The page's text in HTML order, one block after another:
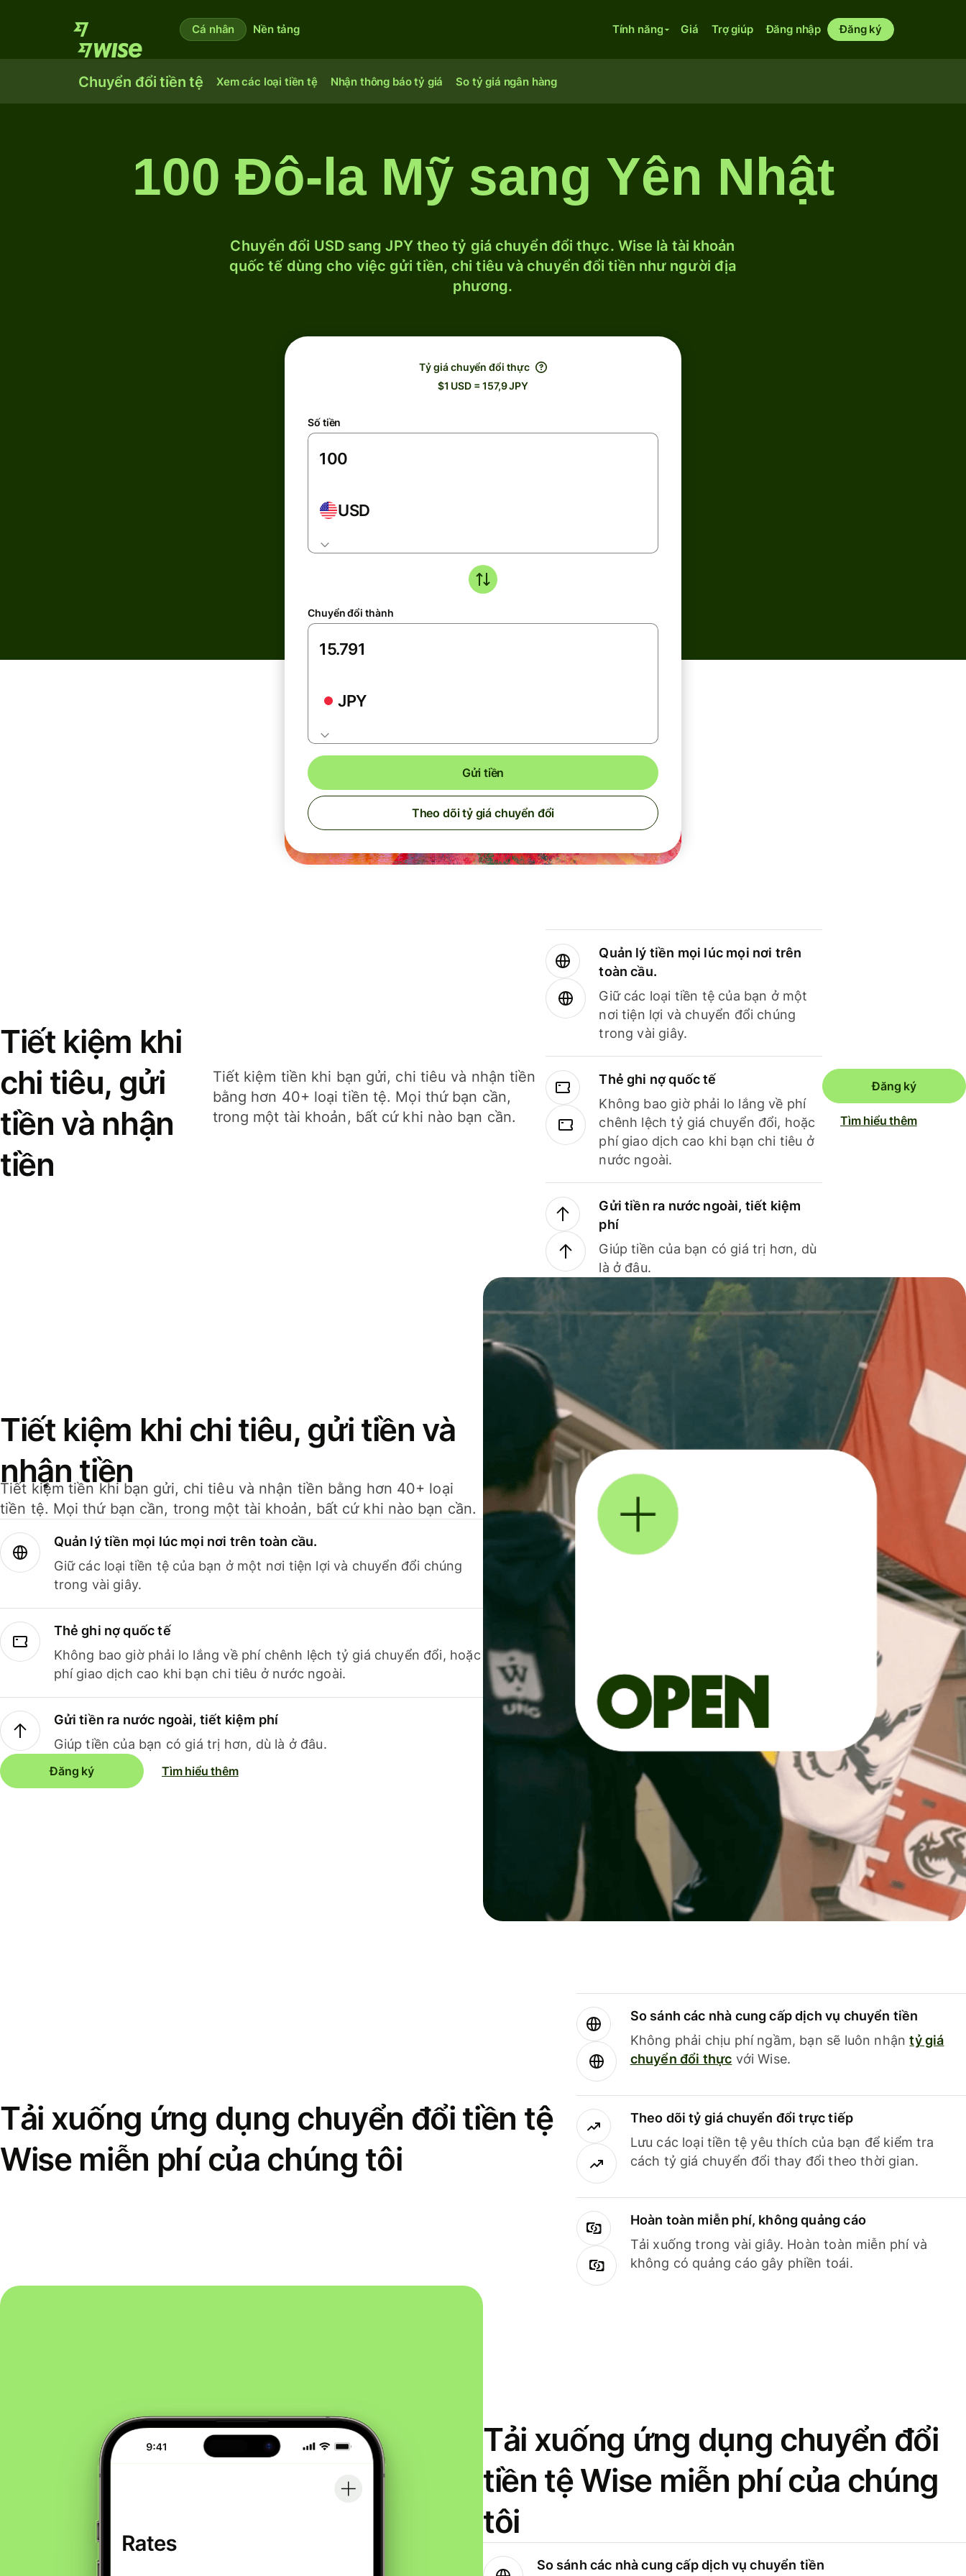
Cá nhân Nền tảng Tính năng Giá Trợ giúp Đăng nhập Đăng ký
Chuyển đổi tiền tệ Xem các loại tiền tệ Nhận thông báo tỷ giá So tỷ giá ngân hàng
100 Đô-la Mỹ sang Yên Nhật
Chuyển đổi USD sang JPY theo tỷ giá chuyển đổi thực. Wise là tài khoản
quốc tế dùng cho việc gửi tiền, chi tiêu và chuyển đổi tiền như người địa
phương.
Tỷ giá chuyển đổi thực
$1 USD = 157,9 JPY
Số tiền
USD
Chuyển đổi thành
JPY
Gửi tiền
Theo dõi tỷ giá chuyển đổi
Tiết kiệm khi
chi tiêu, gửi
tiền và nhận
tiền
Tiết kiệm tiền khi bạn gửi, chi tiêu và nhận tiền
bằng hơn 40+ loại tiền tệ. Mọi thứ bạn cần,
trong một tài khoản, bất cứ khi nào bạn cần.
Quản lý tiền mọi lúc mọi nơi trên
toàn cầu.
Giữ các loại tiền tệ của bạn ở một
nơi tiện lợi và chuyển đổi chúng
trong vài giây.
Thẻ ghi nợ quốc tế
Không bao giờ phải lo lắng về phí
chênh lệch tỷ giá chuyển đổi, hoặc
phí giao dịch cao khi bạn chi tiêu ở
nước ngoài.
Gửi tiền ra nước ngoài, tiết kiệm
phí
Giúp tiền của bạn có giá trị hơn, dù
là ở đâu.
Đăng ký
Tìm hiểu thêm
Tiết kiệm khi chi tiêu, gửi tiền và
nhận tiền
Tiết kiệm tiền khi bạn gửi, chi tiêu và nhận tiền bằng hơn 40+ loại
tiền tệ. Mọi thứ bạn cần, trong một tài khoản, bất cứ khi nào bạn cần.
Quản lý tiền mọi lúc mọi nơi trên toàn cầu.
Giữ các loại tiền tệ của bạn ở một nơi tiện lợi và chuyển đổi chúng
trong vài giây.
Thẻ ghi nợ quốc tế
Không bao giờ phải lo lắng về phí chênh lệch tỷ giá chuyển đổi, hoặc
phí giao dịch cao khi bạn chi tiêu ở nước ngoài.
Gửi tiền ra nước ngoài, tiết kiệm phí
Giúp tiền của bạn có giá trị hơn, dù là ở đâu.
Đăng ký Tìm hiểu thêm
Tải xuống ứng dụng chuyển đổi tiền tệ
Wise miễn phí của chúng tôi
So sánh các nhà cung cấp dịch vụ chuyển tiền
Không phải chịu phí ngầm, bạn sẽ luôn nhậntỷ giá
chuyển đổi thực với Wise.
Theo dõi tỷ giá chuyển đổi trực tiếp
Lưu các loại tiền tệ yêu thích của bạn để kiểm tra
cách tỷ giá chuyển đổi thay đổi theo thời gian.
Hoàn toàn miễn phí, không quảng cáo
Tải xuống trong vài giây. Hoàn toàn miễn phí và
không có quảng cáo gây phiền toái.
Tải xuống ứng dụng chuyển đổi
tiền tệ Wise miễn phí của chúng
tôi
So sánh các nhà cung cấp dịch vụ chuyển tiền